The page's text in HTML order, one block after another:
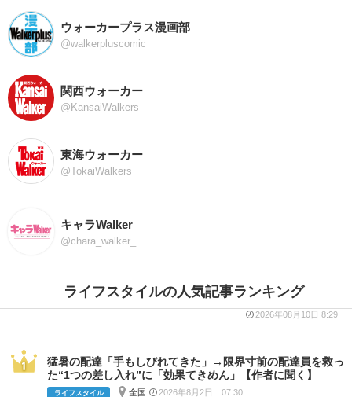
ウォーカープラス漫画部
@walkerpluscomic
関西ウォーカー
@KansaiWalkers
東海ウォーカー
@TokaiWalkers
キャラWalker
@chara_walker_
ライフスタイルの人気記事ランキング
2026年08月10日 8:29
猛暑の配達「手もしびれてきた」→限界寸前の配達員を救っ
た“1つの差し入れ”に「効果てきめん」【作者に聞く】
ライフスタイル 全国 2026年8月2日 07:30